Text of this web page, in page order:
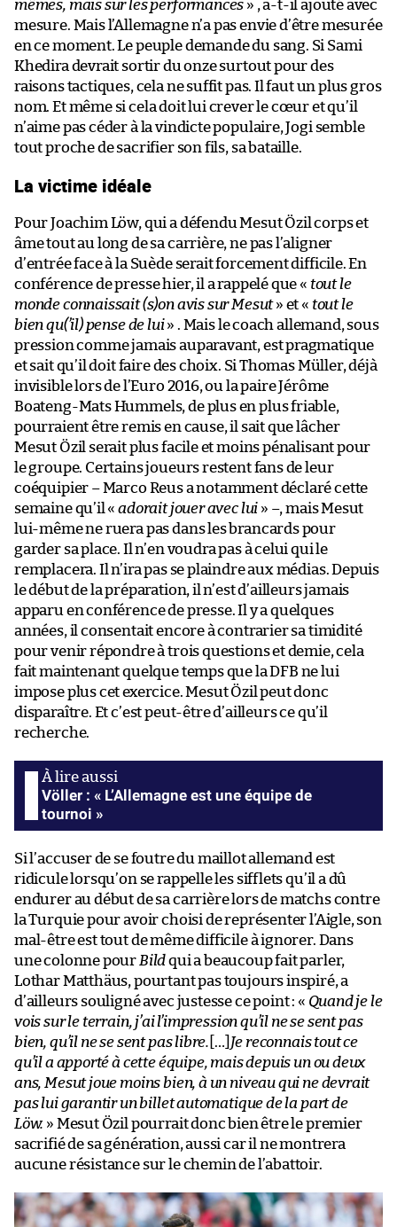
mêmes, mais sur les performances » , a-t-il ajouté avec
mesure. Mais l’Allemagne n’a pas envie d’être mesurée
en ce moment. Le peuple demande du sang. Si Sami
Khedira devrait sortir du onze surtout pour des
raisons tactiques, cela ne suffit pas. Il faut un plus gros
nom. Et même si cela doit lui crever le cœur et qu’il
n’aime pas céder à la vindicte populaire, Jogi semble
tout proche de sacrifier son fils, sa bataille.
La victime idéale
Pour Joachim Löw, qui a défendu Mesut Özil corps et
âme tout au long de sa carrière, ne pas l’aligner
d’entrée face à la Suède serait forcement difficile. En
conférence de presse hier, il a rappelé que « tout le
monde connaissait (s)on avis sur Mesut» et « tout le
bien qu(’il) pense de lui» . Mais le coach allemand, sous
pression comme jamais auparavant, est pragmatique
et sait qu’il doit faire des choix. Si Thomas Müller, déjà
invisible lors de l’Euro 2016, ou la paire Jérôme
Boateng-Mats Hummels, de plus en plus friable,
pourraient être remis en cause, il sait que lâcher
Mesut Özil serait plus facile et moins pénalisant pour
le groupe. Certains joueurs restent fans de leur
coéquipier – Marco Reus a notamment déclaré cette
semaine qu’il «adorait jouer avec lui » –, mais Mesut
lui-même ne ruera pas dans les brancards pour
garder sa place. Il n’en voudra pas à celui qui le
remplacera. Il n’ira pas se plaindre aux médias. Depuis
le début de la préparation, il n’est d’ailleurs jamais
apparu en conférence de presse. Il y a quelques
années, il consentait encore à contrarier sa timidité
pour venir répondre à trois questions et demie, cela
fait maintenant quelque temps que la DFB ne lui
impose plus cet exercice. Mesut Özil peut donc
disparaître. Et c’est peut-être d’ailleurs ce qu’il
recherche.
Völler : « L’Allemagne est une équipe de
tournoi »
Si l’accuser de se foutre du maillot allemand est
ridicule lorsqu’on se rappelle les sifflets qu’il a dû
endurer au début de sa carrière lors de matchs contre
la Turquie pour avoir choisi de représenter l’Aigle, son
mal-être est tout de même difficile à ignorer. Dans
une colonne pour Bildqui a beaucoup fait parler,
Lothar Matthäus, pourtant pas toujours inspiré, a
d’ailleurs souligné avec justesse ce point : « Quand je le
vois sur le terrain, j’ai l’impression qu’il ne se sent pas
bien, qu’il ne se sent pas libre. […] Je reconnais tout ce
qu’il a apporté à cette équipe, mais depuis un ou deux
ans, Mesut joue moins bien, à un niveau qui ne devrait
pas lui garantir un billet automatique de la part de
Löw. » Mesut Özil pourrait donc bien être le premier
sacrifié de sa génération, aussi car il ne montrera
aucune résistance sur le chemin de l’abattoir.